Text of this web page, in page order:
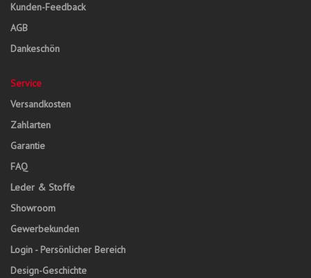
Kunden-Feedback
AGB
Dankeschön
Service
Versandkosten
Zahlarten
Garantie
FAQ
Leder & Stoffe
Showroom
Gewerbekunden
Login - Persönlicher Bereich
Design-Geschichte